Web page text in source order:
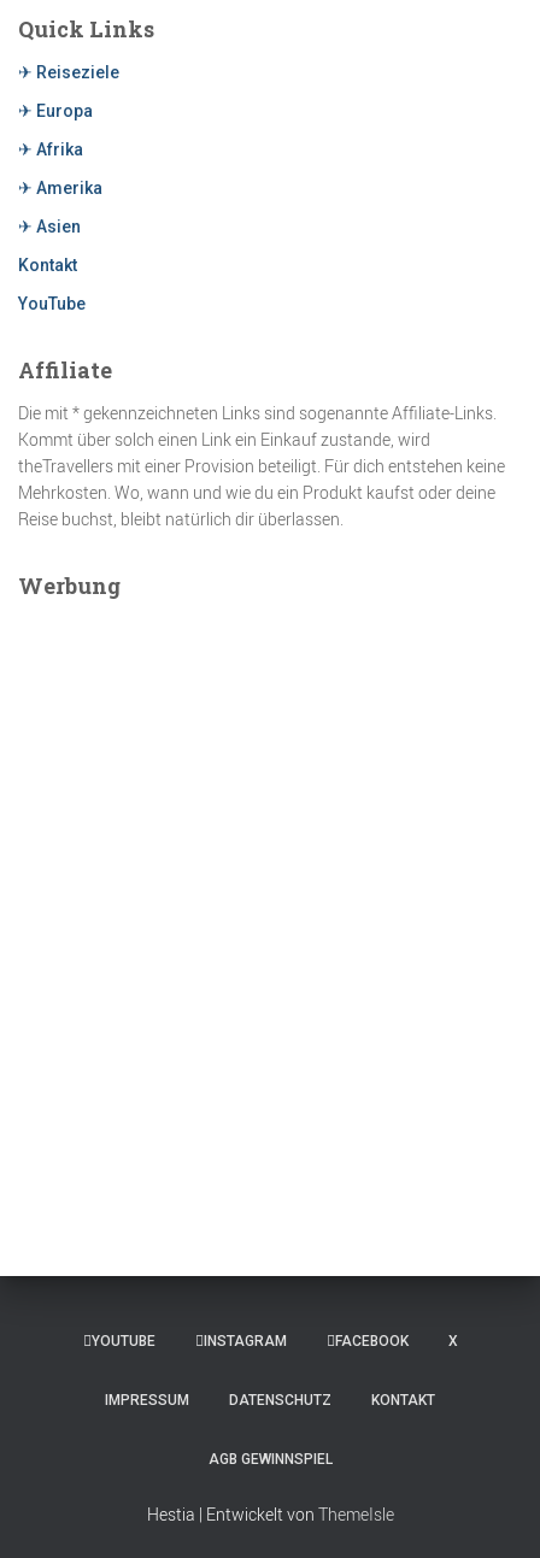
Quick Links
✈ Reiseziele
✈ Europa
✈ Afrika
✈ Amerika
✈ Asien
Kontakt
YouTube
Affiliate
Die mit * gekennzeichneten Links sind sogenannte Affiliate-Links.
Kommt über solch einen Link ein Einkauf zustande, wird
theTravellers mit einer Provision beteiligt. Für dich entstehen keine
Mehrkosten. Wo, wann und wie du ein Produkt kaufst oder deine
Reise buchst, bleibt natürlich dir überlassen.
Werbung
YOUTUBE INSTAGRAM FACEBOOK X
IMPRESSUM DATENSCHUTZ KONTAKT
AGB GEWINNSPIEL
Hestia | Entwickelt von ThemeIsle